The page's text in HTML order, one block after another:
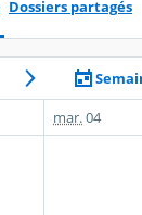
Dossiers partagés
mar.04